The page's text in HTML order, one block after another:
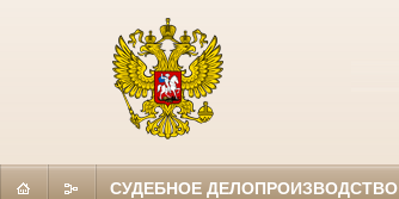
СУДЕБНОЕ ДЕЛОПРОИЗВОДСТВО